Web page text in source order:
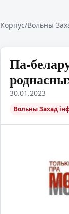
Корпус/Вольны
Па-
30.01.2023
Вольны Захад